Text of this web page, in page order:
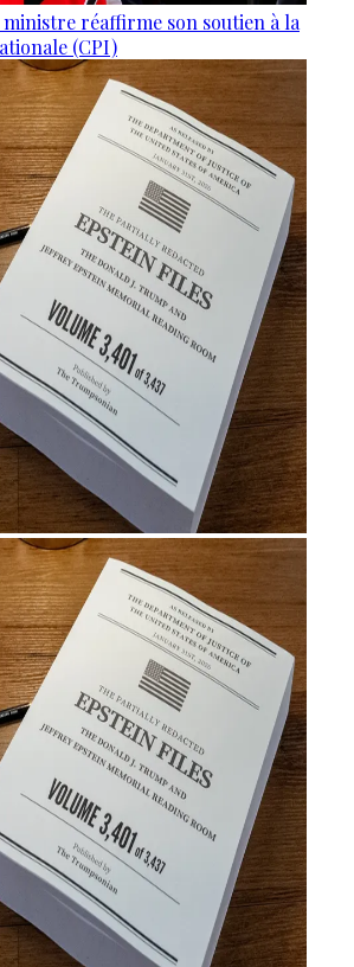
réaffirme son soutien à la
(CPI)